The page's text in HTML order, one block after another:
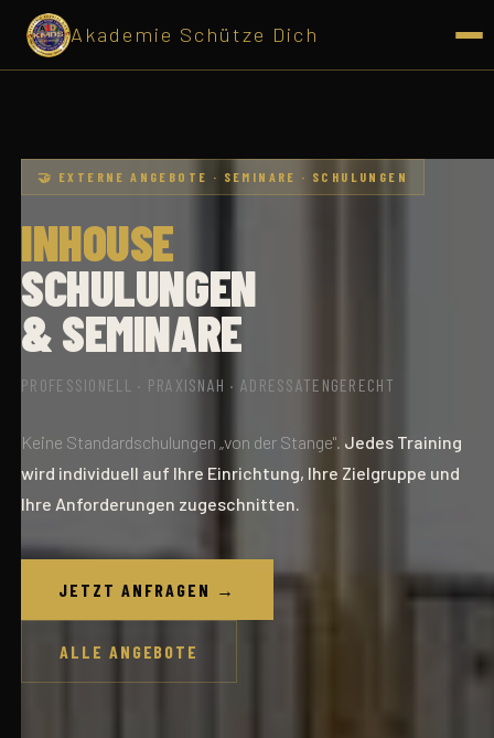
Akademie Schütze Dich
🤝 EXTERNE ANGEBOTE · SEMINARE · SCHULUNGEN
INHOUSE
SCHULUNGEN
& SEMINARE
PROFESSIONELL · PRAXISNAH · ADRESSATENGERECHT
Keine Standardschulungen „von der Stange". Jedes Training
wird individuell auf Ihre Einrichtung, Ihre Zielgruppe und
Ihre Anforderungen zugeschnitten.
JETZT ANFRAGEN →
ALLE ANGEBOTE